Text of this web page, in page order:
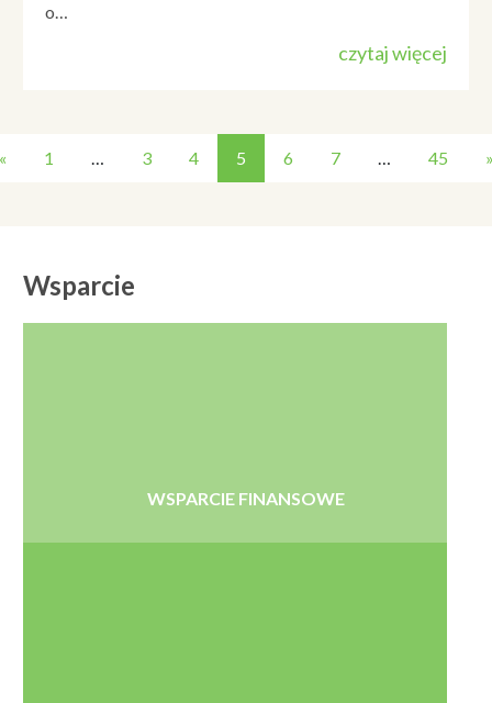
o…
czytaj więcej
1 … 3 4 5 6 7 … 45
Wsparcie
WSPARCIE FINANSOWE